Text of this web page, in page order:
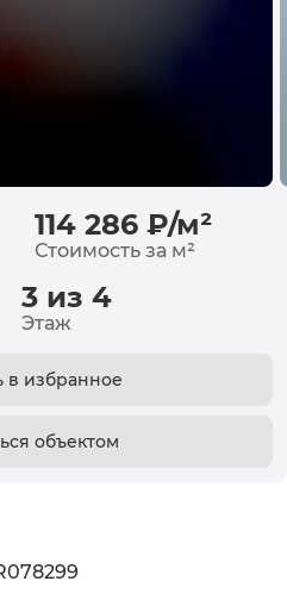
114 286 ₽/м²
Стоимость за м²
3 из 4
Этаж
в избранное
объектом